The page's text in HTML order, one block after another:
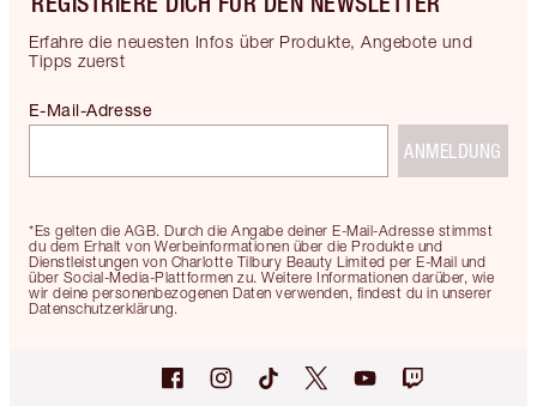
Erfahre die neuesten Infos über Produkte, Angebote und
Tipps zuerst
*Es gelten die AGB. Durch die Angabe deiner E-Mail-Adresse stimmst
du dem Erhalt von Werbeinformationen über die Produkte und
Dienstleistungen von Charlotte Tilbury Beauty Limited per E-Mail und
über Social-Media-Plattformen zu. Weitere Informationen darüber, wie
wir deine personenbezogenen Daten verwenden, findest du in unserer
Datenschutzerklärung.
E-Mail-Adresse
ANMELDUNG